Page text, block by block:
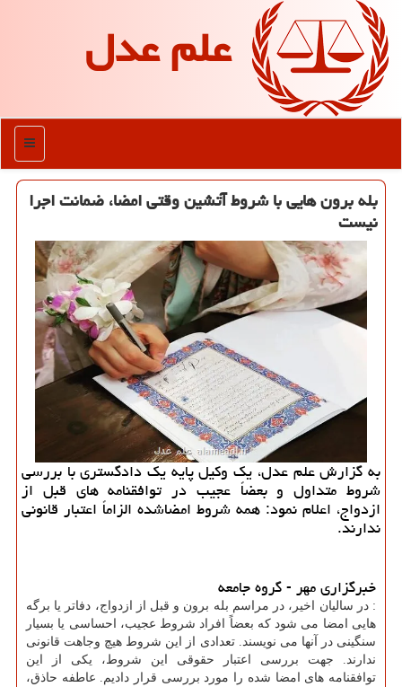
علم عدل
منو
بله برون هایی با شروط آتشین وقتی امضا، ضمانت اجرا
نیست
به گزارش علم عدل، یک وکیل پایه یک دادگستری با بررسی
شروط متداول و بعضاً عجیب در توافقنامه های قبل از
ازدواج، اعلام نمود: همه شروط امضاشده الزاماً اعتبار قانونی
ندارند.
خبرگزاری مهر - گروه جامعه
: در سالیان اخیر، در مراسم بله برون و قبل از ازدواج، دفاتر یا برگه
هایی امضا می شود که بعضاً افراد شروط عجیب، احساسی یا بسیار
سنگینی در آنها می نویسند. تعدادی از این شروط هیچ وجاهت قانونی
ندارند. جهت بررسی اعتبار حقوقی این شروط، یکی از این
توافقنامه های امضا شده را مورد بررسی قرار دادیم. عاطفه حاذق،